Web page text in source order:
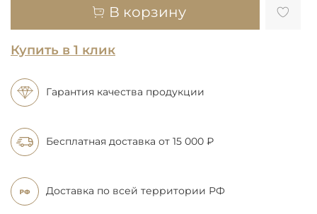
В корзину
Купить в 1 клик
Гарантия качества продукции
Бесплатная доставка от 15 000 ₽
Доставка по всей территории РФ